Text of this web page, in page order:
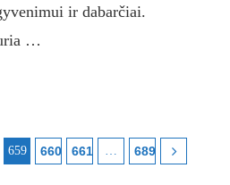
ir dabarčiai.
…
659 660 661 689